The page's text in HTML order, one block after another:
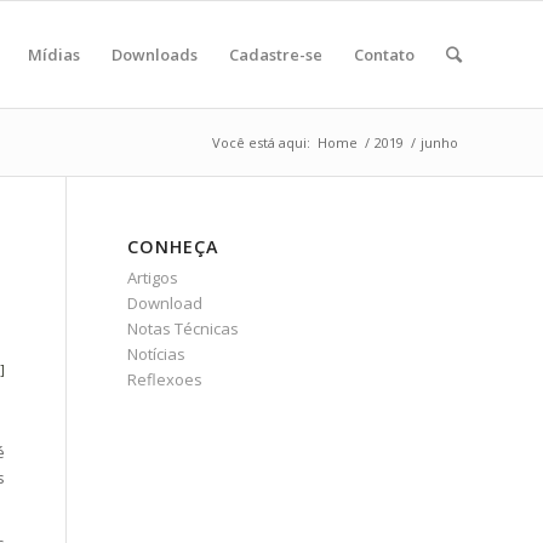
Mídias Downloads Cadastre-se Contato
Você está aqui: Home / 2019 / junho
CONHEÇA
Artigos
Download
Notas Técnicas
Notícias
Reflexoes